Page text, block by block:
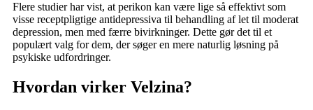
Flere studier har vist, at perikon kan være lige så effektivt som
visse receptpligtige antidepressiva til behandling af let til moderat
depression, men med færre bivirkninger. Dette gør det til et
populært valg for dem, der søger en mere naturlig løsning på
psykiske udfordringer.
Hvordan virker Velzina?